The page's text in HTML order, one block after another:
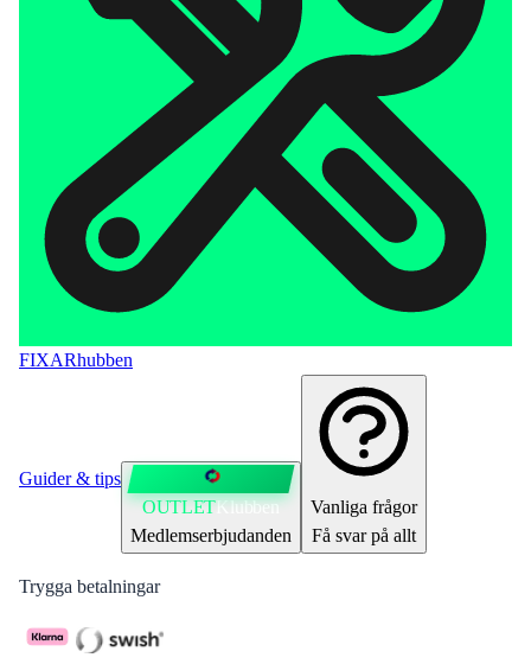
FIXARhubben
Guider & tips
OUTLETKlubben
Medlemserbjudanden
Vanliga frågor
Få svar på allt
Trygga betalningar